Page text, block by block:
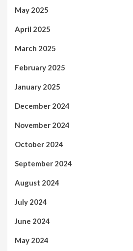
May 2025
April 2025
March 2025
February 2025
January 2025
December 2024
November 2024
October 2024
September 2024
August 2024
July 2024
June 2024
May 2024